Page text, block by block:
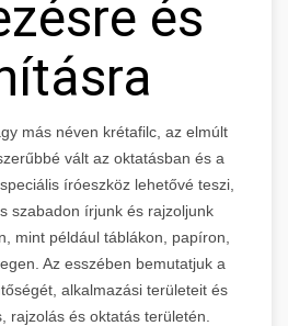
és
más néven krétafilc, az elmúlt
vált az oktatásban és a
íróeszköz lehetővé teszi,
szabadon írjunk és rajzoljunk
mint például táblákon, papíron,
Az esszében bemutatjuk a
alkalmazási területeit és
rajzolás és oktatás területén.